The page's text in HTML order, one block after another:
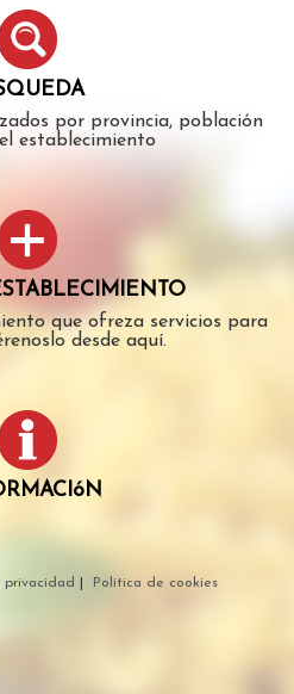
por provincia, población
establecimiento
que ofreza servicios para
desde aquí.
privacidad Política de cookies